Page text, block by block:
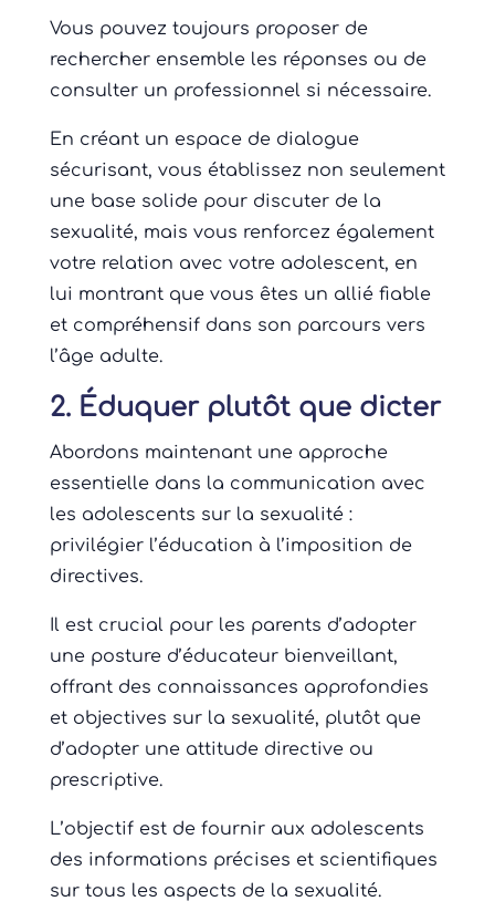
Vous pouvez toujours proposer de
rechercher ensemble les réponses ou de
consulter un professionnel si nécessaire.
En créant un espace de dialogue
sécurisant, vous établissez non seulement
une base solide pour discuter de la
sexualité, mais vous renforcez également
votre relation avec votre adolescent, en
lui montrant que vous êtes un allié fiable
et compréhensif dans son parcours vers
l’âge adulte.
2. Éduquer plutôt que dicter
Abordons maintenant une approche
essentielle dans la communication avec
les adolescents sur la sexualité :
privilégier l’éducation à l’imposition de
directives.
Il est crucial pour les parents d’adopter
une posture d’éducateur bienveillant,
offrant des connaissances approfondies
et objectives sur la sexualité, plutôt que
d’adopter une attitude directive ou
prescriptive.
L’objectif est de fournir aux adolescents
des informations précises et scientifiques
sur tous les aspects de la sexualité.